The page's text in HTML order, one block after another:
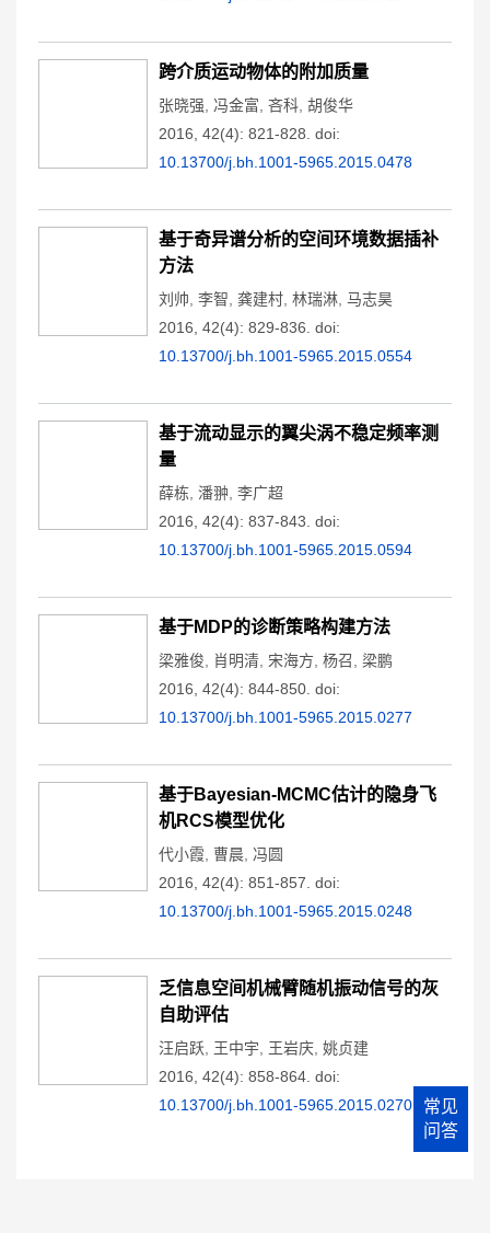
跨介质运动物体的附加质量
张晓强 冯金富 吝科 胡俊华
2016, 42(4): 821-828. doi:
10.13700/j.bh.1001-5965.2015.0478
基于奇异谱分析的空间环境数据插补
方法
刘帅 李智 龚建村 林瑞淋 马志昊
2016, 42(4): 829-836. doi:
10.13700/j.bh.1001-5965.2015.0554
基于流动显示的翼尖涡不稳定频率测
量
薛栋 潘翀 李广超
2016, 42(4): 837-843. doi:
10.13700/j.bh.1001-5965.2015.0594
基于MDP的诊断策略构建方法
梁雅俊 肖明清 宋海方 杨召
梁鹏
2016, 42(4): 844-850. doi:
10.13700/j.bh.1001-5965.2015.0277
基于Bayesian-MCMC估计的隐身飞
机RCS模型优化
代小霞 曹晨 冯圆
2016, 42(4): 851-857. doi:
10.13700/j.bh.1001-5965.2015.0248
乏信息空间机械臂随机振动信号的灰
自助评估
汪启跃 王中宇 王岩庆 姚贞建
2016, 42(4): 858-864. doi:
10.13700/j.bh.1001-5965.2015.0270
常见
问答